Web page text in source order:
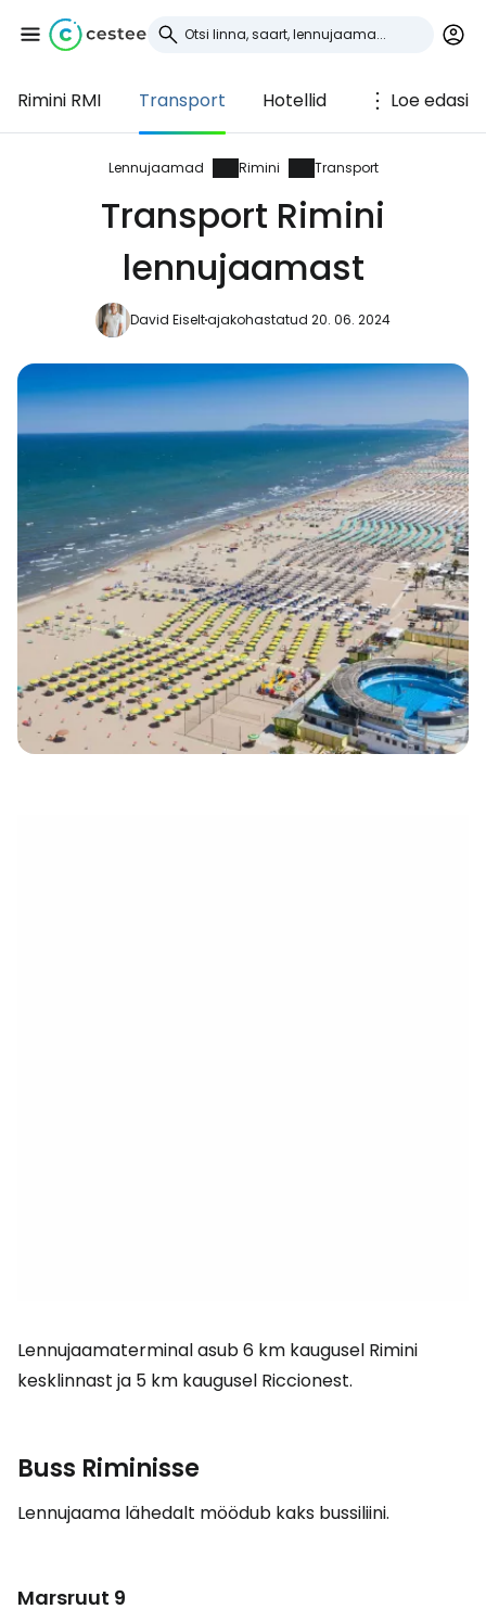
Rimini RMI Transport Hotellid Loe edasi
Lennujaamad Rimini Transport
Transport Rimini
lennujaamast
David Eiseltajakohastatud 20. 06. 2024
Lennujaamaterminal asub 6 km kaugusel Rimini
kesklinnast ja 5 km kaugusel Riccionest.
Buss Riminisse
Lennujaama lähedalt möödub kaks bussiliini.
Marsruut 9
Logi sisse
Cestee'sse
... ülemaailmne reisikogukond
Jätka Google'iga
Jätka Facebookiga
Jätkake e-kirjaga